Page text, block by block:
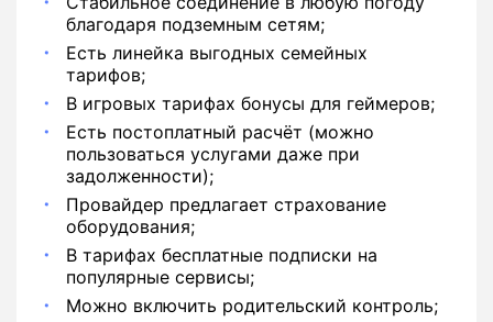
благодаря подземным сетям;
Есть линейка выгодных семейных
тарифов;
В игровых тарифах бонусы для геймеров;
Есть постоплатный расчёт (можно
пользоваться услугами даже при
задолженности);
Провайдер предлагает страхование
оборудования;
В тарифах бесплатные подписки на
популярные сервисы;
Можно включить родительский контроль;